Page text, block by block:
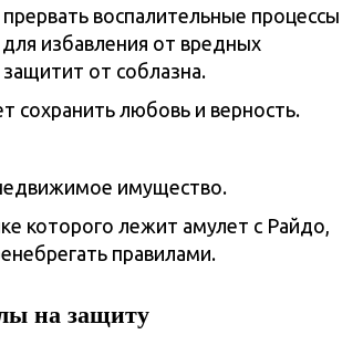
воспалительные процессы
избавления от вредных
от соблазна.
любовь и верность.
имущество.
которого лежит амулет с Райдо,
правилами.
на защиту